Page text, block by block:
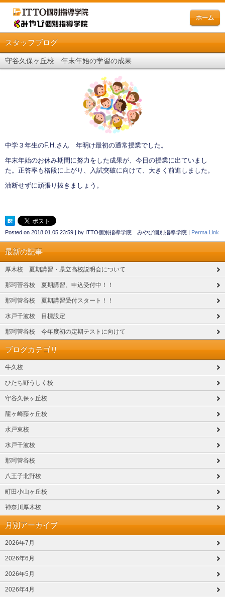
ホーム
スタッフブログ
守谷久保ヶ丘校 年末年始の学習の成果
中学３年生のF.H.さん 年明け最初の通常授業でした。
年末年始のお休み期間に努力をした成果が、今日の授業に出ていまし
た。正答率も格段に上がり、入試突破に向けて、大きく前進しました。
油断せずに頑張り抜きましょう。
Posted on 2018.01.05 23:59 | by ITTO個別指導学院 みやび個別指導学院 | Perma Link
最新の記事
厚木校 夏期講習・県立高校説明会について
那珂菅谷校 夏期講習、申込受付中！！
那珂菅谷校 夏期講習受付スタート！！
水戸千波校 目標設定
那珂菅谷校 今年度初の定期テストに向けて
ブログカテゴリ
牛久校
ひたち野うしく校
守谷久保ヶ丘校
龍ヶ崎藤ヶ丘校
水戸東校
水戸千波校
那珂菅谷校
八王子北野校
町田小山ヶ丘校
神奈川厚木校
月別アーカイブ
2026年7月
2026年6月
2026年5月
2026年4月